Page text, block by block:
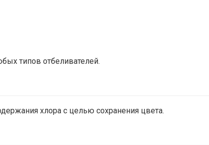
типов отбеливателей.
хлора с целью сохранения цвета.